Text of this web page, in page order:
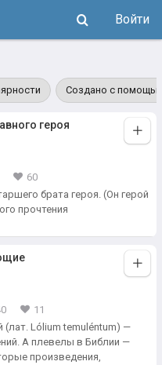
Войти
Создано с
героя
60
брата героя. (Он герой
прочтения
11
Lólium temuléntum) —
А плевелы в Библии —
произведения,